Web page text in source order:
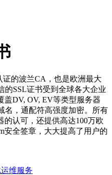
证的波兰CA，也是欧洲最大
的SSL证书受到全球各大企业
盖DV, OV, EV等类型服务器
名，通配符高强度加密。所有
的认可，还提供高达100万欧
安全签章，大大提高了用户的
维服务